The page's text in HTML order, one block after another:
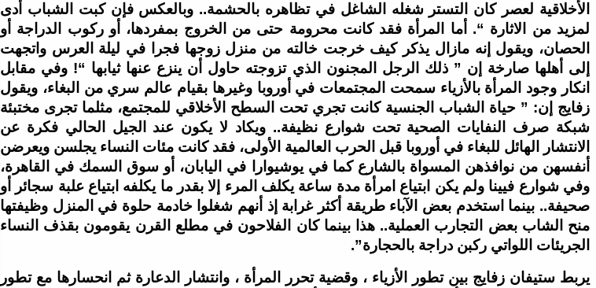
الأخلاقية لعصر كان التستر شغله الشاغل في تظاهره بالحشمة.. وبالعكس فإن كبت الشباب أدى
لمزيد من الاثارة “. أما المرأة فقد كانت محرومة حتى من الخروج بمفردها، أو ركوب الدراجة أو
الحصان، ويقول إنه مازال يذكر كيف خرجت خالته من منزل زوجها فجرا في ليلة العرس واتجهت
إلى أهلها صارخة إن ” ذلك الرجل المجنون الذي تزوجته حاول أن ينزع عنها ثيابها “! وفي مقابل
انكار وجود المرأة بالأزياء سمحت المجتمعات في أوروبا وغيرها بقيام عالم سري من البغاء، ويقول
زفايج إن: ” حياة الشباب الجنسية كانت تجري تحت السطح الأخلاقي للمجتمع، مثلما تجرى مختبئة
شبكة صرف النفايات الصحية تحت شوارع نظيفة.. ويكاد لا يكون عند الجيل الحالي فكرة عن
الانتشار الهائل للبغاء في أوروبا قبل الحرب العالمية الأولى، فقد كانت مئات النساء يجلسن ويعرضن
أنفسهن من نوافذهن المسواة بالشارع كما في يوشيوارا في اليابان، أو سوق السمك في القاهرة،
وفي شوارع فيينا ولم يكن ابتياع امرأة مدة ساعة يكلف المرء إلا بقدر ما يكلفه ابتياع علبة سجائر أو
صحيفة.. بينما استخدم بعض الآباء طريقة أكثر غرابة إذ أنهم شغلوا خادمة حلوة في المنزل وظيفتها
منح الشاب بعض التجارب العملية.. هذا بينما كان الفلاحون في مطلع القرن يقومون بقذف النساء
الجريئات اللواتي ركبن دراجة بالحجارة”.
يربط ستيفان زفايج بين تطور الأزياء ، وقضية تحرر المرأة ، وانتشار الدعارة ثم انحسارها مع تطور